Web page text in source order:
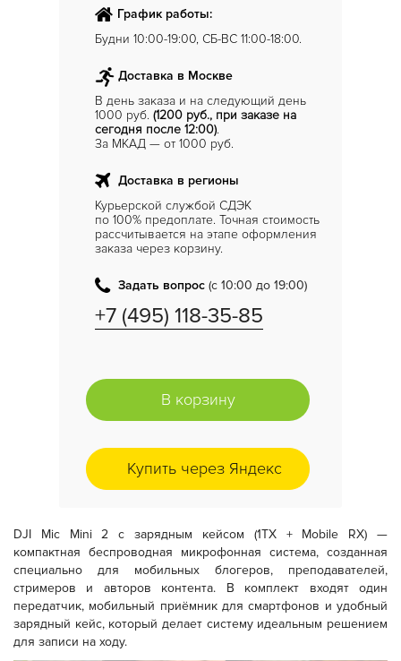
График работы:
Будни 10:00-19:00, СБ-ВС 11:00-18:00.
Доставка в Москве
В день заказа и на следующий день
1000 руб. (1200 руб., при заказе на
сегодня после 12:00).
За МКАД — от 1000 руб.
Доставка в регионы
Курьерской службой СДЭК
по 100% предоплате. Точная стоимость
рассчитывается на этапе оформления
заказа через корзину.
Задать вопрос (с 10:00 до 19:00)
+7 (495) 118-35-85
В корзину
Купить через Яндекс
DJI Mic Mini 2 с зарядным кейсом (1TX + Mobile RX) —
компактная беспроводная микрофонная система, созданная
специально для мобильных блогеров, преподавателей,
стримеров и авторов контента. В комплект входят один
передатчик, мобильный приёмник для смартфонов и удобный
зарядный кейс, который делает систему идеальным решением
для записи на ходу.